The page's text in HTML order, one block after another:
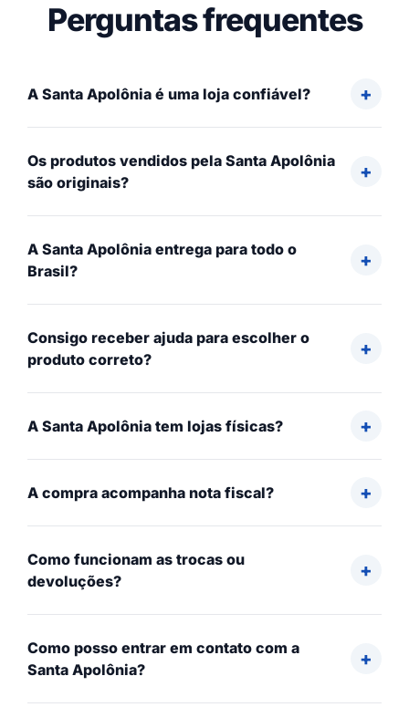
Perguntas frequentes
A Santa Apolônia é uma loja confiável?
Os produtos vendidos pela Santa Apolônia
são originais?
A Santa Apolônia entrega para todo o
Brasil?
Consigo receber ajuda para escolher o
produto correto?
A Santa Apolônia tem lojas físicas?
A compra acompanha nota fiscal?
Como funcionam as trocas ou
devoluções?
Como posso entrar em contato com a
Santa Apolônia?